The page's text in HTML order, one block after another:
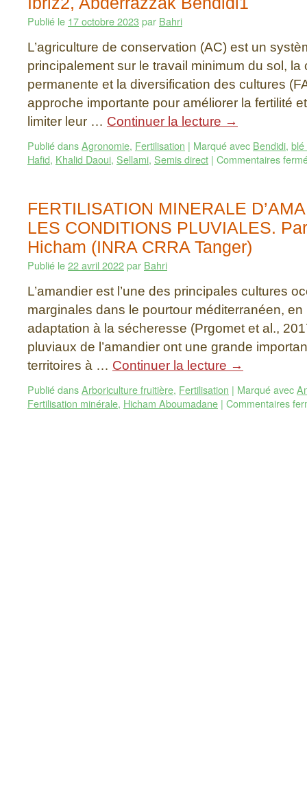
Publié le 17 octobre 2023par Bahri
L’agriculture de conservation (AC) est un
principalement sur le travail minimum du sol,
permanente et la diversification des cultures
approche importante pour améliorer la fertilité
limiter leur … Continuer la lecture →
Publié dansAgronomie, Fertilisation | Marqué avec Bendidi, blé
Hafid, Khalid Daoui, Sellami, Semis direct | Commentaires
FERTILISATION MINERALE
LES CONDITIONS PLUVIALES.
Hicham (INRA CRRA Tanger)
Publié le22 avril 2022par Bahri
L’amandier est l’une des principales cultures
marginales dans le pourtour méditerranéen,
adaptation à la sécheresse (Prgomet et al.,
pluviaux de l’amandier ont une grande
territoires à … Continuer la lecture →
Publié dansArboriculture fruitière, Fertilisation | Marqué avec
Fertilisation minérale, Hicham Aboumadane | Commentaires